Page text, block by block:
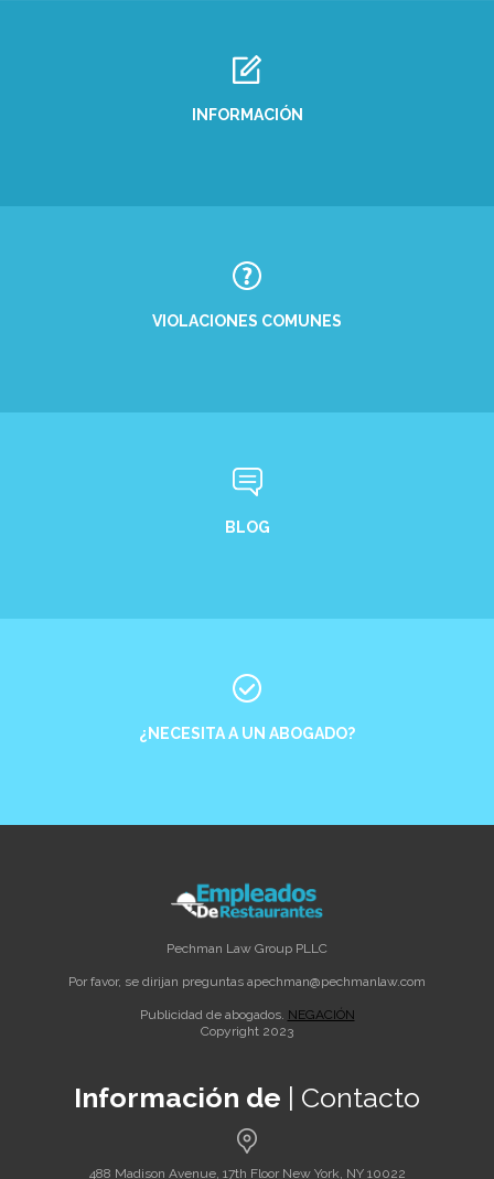
INFORMACIÓN
VIOLACIONES COMUNES
BLOG
¿NECESITA A UN ABOGADO?
Pechman Law Group PLLC
Por favor, se dirijan preguntas apechman@pechmanlaw.com
Publicidad de abogados. NEGACIÓN
Copyright 2023
Información de | Contacto
488 Madison Avenue, 17th Floor New York, NY 10022